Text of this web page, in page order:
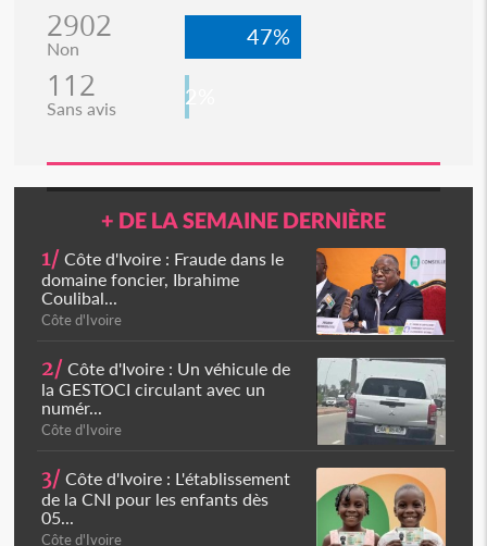
2902
Non 47%
112
Sans avis 2%
+ DE LA SEMAINE DERNIÈRE
1/ Côte d'Ivoire : Fraude dans le
domaine foncier, Ibrahime
Coulibal...
Côte d'Ivoire
2/ Côte d'Ivoire : Un véhicule de
la GESTOCI circulant avec un
numér...
Côte d'Ivoire
3/ Côte d'Ivoire : L'établissement
de la CNI pour les enfants dès
05...
Côte d'Ivoire